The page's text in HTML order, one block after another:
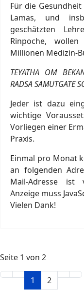
Für die
Lamas, und
geschätzten
Rinpoche,
Millionen Medizin-
TEYATHA OM
RADSA SAMUTGATE
Jeder ist dazu
wichtige
Vorliegen einer
Praxis.
Einmal pro Monat
an folgenden
Mail-Adresse ist
Anzeige muss
Vielen Dank!
Seite 1 von 2
1 2